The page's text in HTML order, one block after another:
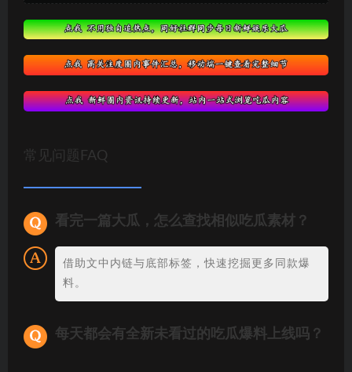
常见问题FAQ
看完一篇大瓜，怎么查找相似吃瓜素材？
借助文中内链与底部标签，快速挖掘更多同款爆
料。
每天都会有全新未看过的吃瓜爆料上线吗？